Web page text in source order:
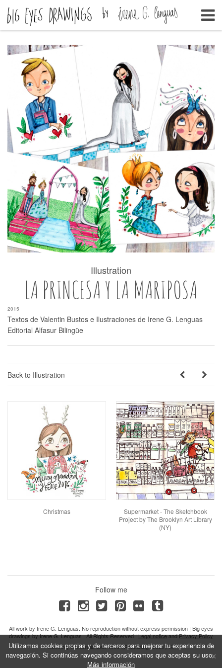
Illustration
LA PRINCESA Y LA MARIPOSA
2015
Textos de Valentin Bustos e Ilustraciones de Irene G. Lenguas
Editorial Alfasur Bilingüe
Back to Illustration
Christmas
Supermarket - The Sketchbook
Project by The Brooklyn Art Library
(NY)
Follow me
All work by Irene G. Lenguas. No reproduction without express permission | Big eyes
drawings by Irene G. Lenguas | All Rights Reserved |Legal noticeandPrivacy Policy
Diseño y desarrollo web: efe6 <Rebuilding ideas/>
Utilizamos cookies propias y de terceros para mejorar tu experiencia de
navegación. Si continúas navegando consideramos que aceptas su uso.
Más información
×